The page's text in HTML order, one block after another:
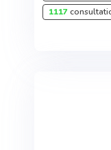
1117